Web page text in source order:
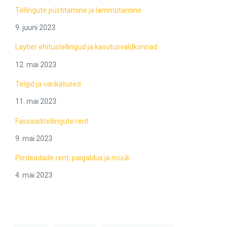
Tellingute püstitamine ja lammutamine
9. juuni 2023
Layher ehitustellingud ja kasutusvaldkonnad
12. mai 2023
Telgid ja varikatused
11. mai 2023
Fassaaditellingute rent
9. mai 2023
Piirdeadade rent, paigaldus ja müük
4. mai 2023